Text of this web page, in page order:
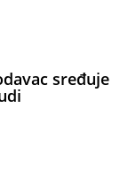
sređuje